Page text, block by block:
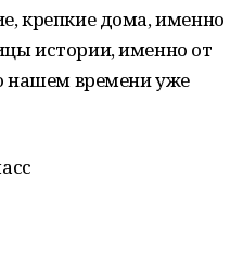
крепкие дома, именно
истории, именно от
нашем времени уже